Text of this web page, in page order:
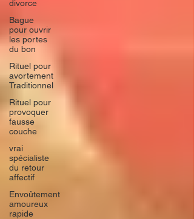
divorce
Bague
pour ouvrir
les portes
du bon
Rituel pour
avortement
Traditionnel
Rituel pour
provoquer
fausse
couche
vrai
spécialiste
du retour
affectif
Envoûtement
amoureux
rapide